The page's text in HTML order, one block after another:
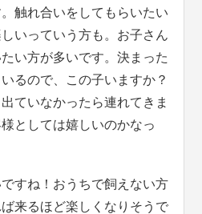
触れ合いをしてもらいたい
いっていう方も。お子さん
い方が多いです。決まった
るので、この子いますか？
ていなかったら連れてきま
としては嬉しいのかなっ
すね！おうちで飼えない方
来るほど楽しくなりそうで